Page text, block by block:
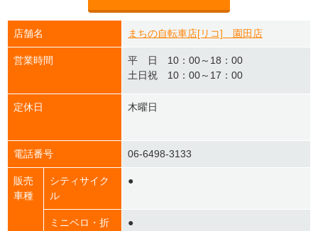
店舗名 まちの自転車店[リコ] 園田店
営業時間
平 日 10：00～18：00
土日祝 10：00～17：00
定休日 木曜日
電話番号 06-6498-3133
販売
車種
シティサイク
ル
●
ミニベロ・折
●